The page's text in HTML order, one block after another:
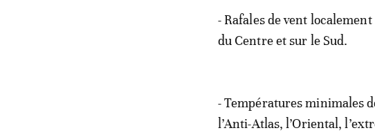
- Rafales de vent
du Centre et sur le Sud.
- Températures minimales
l’Anti-Atlas, l’Oriental,